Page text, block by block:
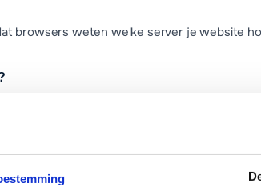
browsers weten welke server je website
stel de nameservers in van je
registrar, voer deze in bij de nieuwe